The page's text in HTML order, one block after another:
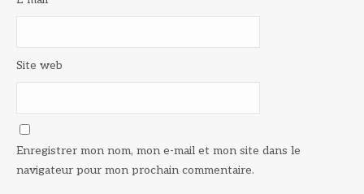
Site web
Enregistrer mon nom, mon e-mail et mon site dans le
navigateur pour mon prochain commentaire.